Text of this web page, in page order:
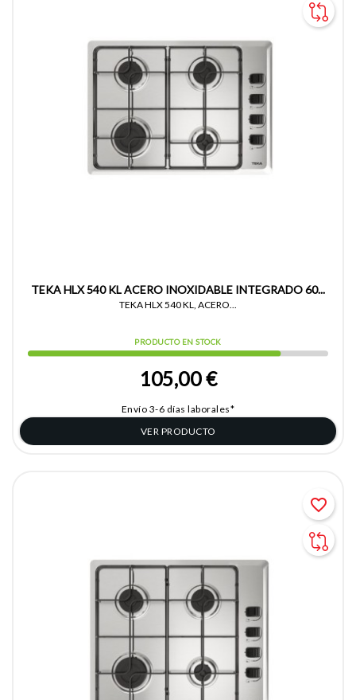
TEKA HLX 540 KL ACERO INOXIDABLE INTEGRADO 60...
TEKA HLX 540 KL, ACERO...
PRODUCTO EN STOCK
105,00 €
Envío 3-6 días laborales*
VER PRODUCTO
favorite_border